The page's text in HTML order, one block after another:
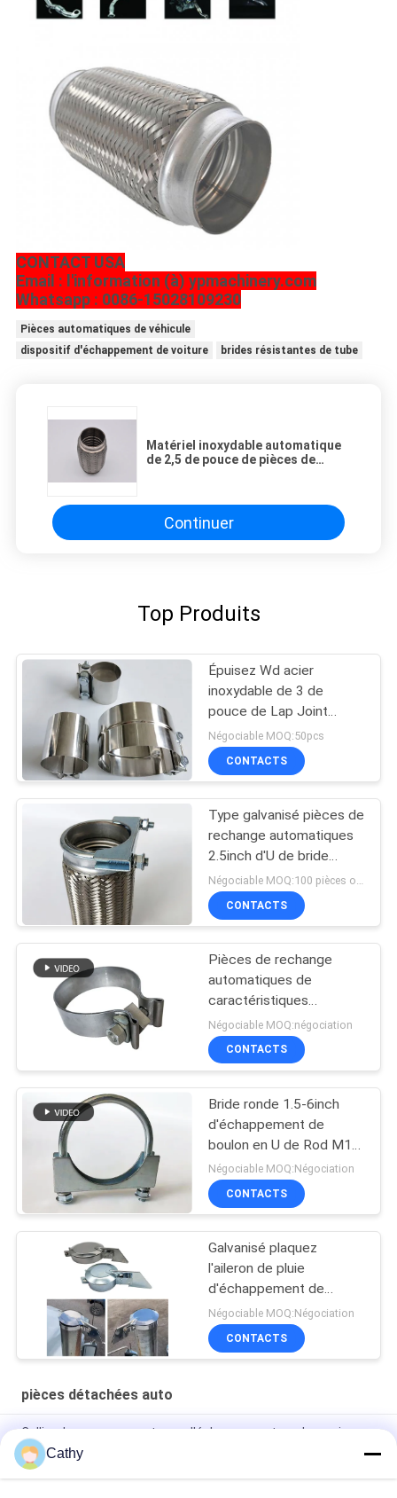
CONTACT USA
Email : l'information (à) ypmachinery.com
Whatsapp : 0086-15028109230
Pièces automatiques de véhicule
dispositif d'échappement de voiture
brides résistantes de tube
Matériel inoxydable automatique
de 2,5 de pouce de pièces de
Continuer
Top Produits
Épuisez Wd acier
inoxydable de 3 de
pouce de Lap Joint
Clamp Auto Pipe pièces
de rechange de
réparation
Négociable MOQ:50pcs
CONTACTS
Type galvanisé pièces de
rechange automatiques
2.5inch d'U de bride
d'échappement de
boulon
CONTACTS
Pièces de rechange
automatiques de
caractéristiques
multiples
Négociable MOQ:négociation
CONTACTS
Bride ronde 1.5-6inch
d'échappement de
boulon en U de Rod M10
de plaque d'acier
universelle
Négociable MOQ:Négociation
CONTACTS
Galvanisé plaquez
l'aileron de pluie
d'échappement de
tondeuse à gazon
1.0INCH - 8.0INCH
Négociable MOQ:Négociation
CONTACTS
pièces détachées auto
Collier de serrage pour tuyau d'échappement rond en acier
inoxydable 304 de 5 pouces d'épaisseur 0,5 mm
Pièces détachées en acier galvanisé
Cathy